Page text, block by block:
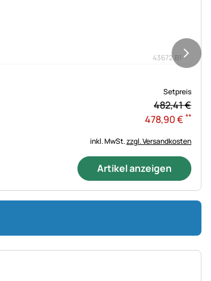
43672.B1
Setpreis
482,41€
478,90€ **
inkl. MwSt.zzgl. Versandkosten
Artikel anzeigen